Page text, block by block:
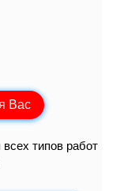
Вас
типов работ